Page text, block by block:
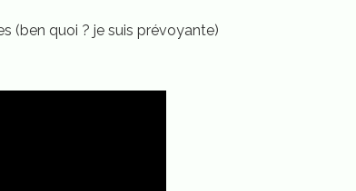
(ben quoi ? je suis prévoyante)